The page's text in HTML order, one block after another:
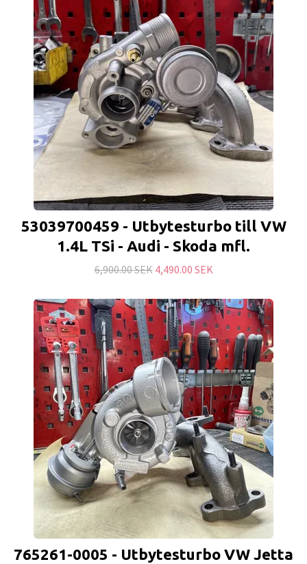
53039700459 - Utbytesturbo till VW
1.4L TSi - Audi - Skoda mfl.
6,900.00 SEK 4,490.00 SEK
765261-0005 - Utbytesturbo VW Jetta